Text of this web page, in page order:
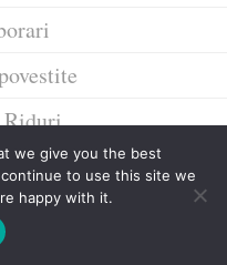
Riduri
gramaticală
ale mele
we give you the best
to use this site we
happy with it.